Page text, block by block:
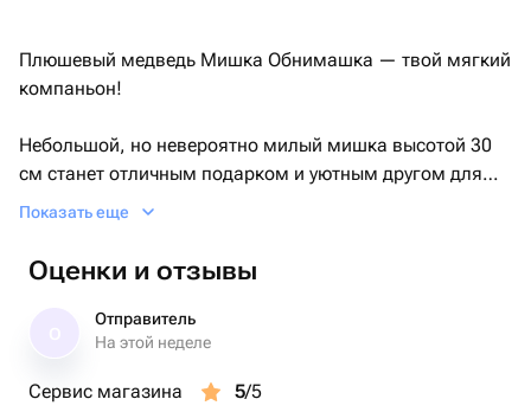
Плюшевый медведь Мишка Обнимашка — твой мягкий
компаньон!
Небольшой, но невероятно милый мишка высотой 30
см станет отличным подарком и уютным другом для
детей и взрослых. Компактный размер делает его
интерьера.
Показать еще
Оценки и отзывы
Отправитель
На этой неделе
Сервис магазина 5/5